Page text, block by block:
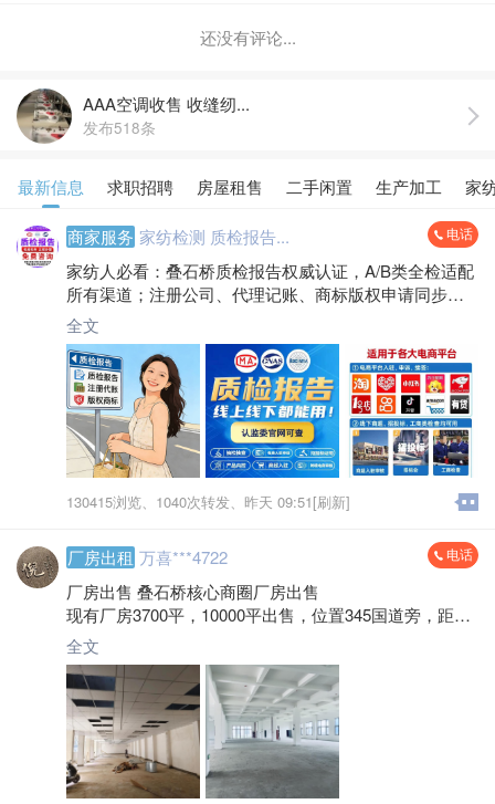
还没有评论...
AAA空调收售 收缝纫...
发布518条
最新信息 求职招聘 房屋租售 二手闲置 生产加工 家
商家服务 家纺检测 质检报告... 电话
家纺人必看：叠石桥质检报告权威认证，A/B类全检适配
所有渠道；注册公司、代理记账、商标版权申请同步搞
定，省时省力把心思放在经营上！
全文
130415浏览、 1040次转发、 昨天 09:51[刷新]
厂房出租 万喜***4722 电话
厂房出售 叠石桥核心商圈厂房出售
现有厂房3700平，10000平出售，位置345国道旁，距离
叠石桥5公里，独门独院，场地大，大变压器，交通便
利，价格低于市场价999⁺元/平，回报率高。 微信电话:**
***4722
全文